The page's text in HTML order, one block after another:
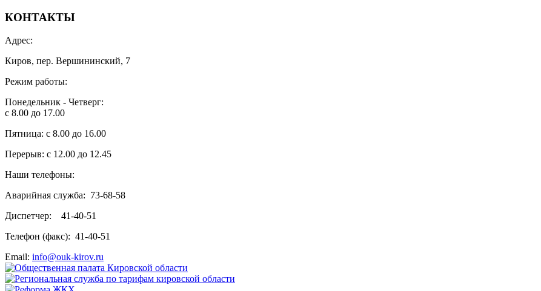
КОНТАКТЫ
Адрес:
Киров, пер. Вершининский, 7
Режим работы:
Понедельник - Четверг:
с 8.00 до 17.00
Пятница: с 8.00 до 16.00
Перерыв: с 12.00 до 12.45
Наши телефоны:
Аварийная служба: 73-68-58
Диспетчер: 41-40-51
Телефон (факс): 41-40-51
Email: info@ouk-kirov.ru